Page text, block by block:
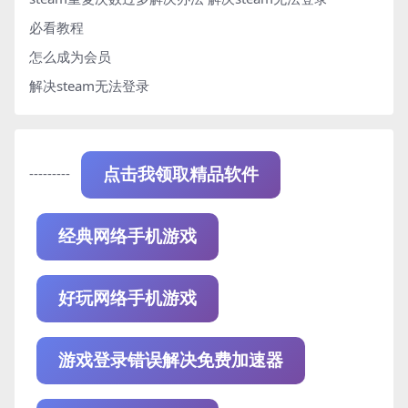
必看教程
怎么成为会员
解决steam无法登录
--------- 点击我领取精品软件
经典网络手机游戏
好玩网络手机游戏
游戏登录错误解决免费加速器